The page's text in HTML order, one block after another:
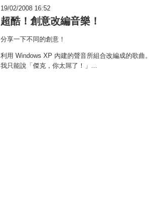
19/02/2008 16:52
超酷！創意改編音樂！
分享一下不同的創意！
利用 Windows XP 內建的聲音所組合改編成的歌曲。
我只能說「傑克，你太屌了！」...